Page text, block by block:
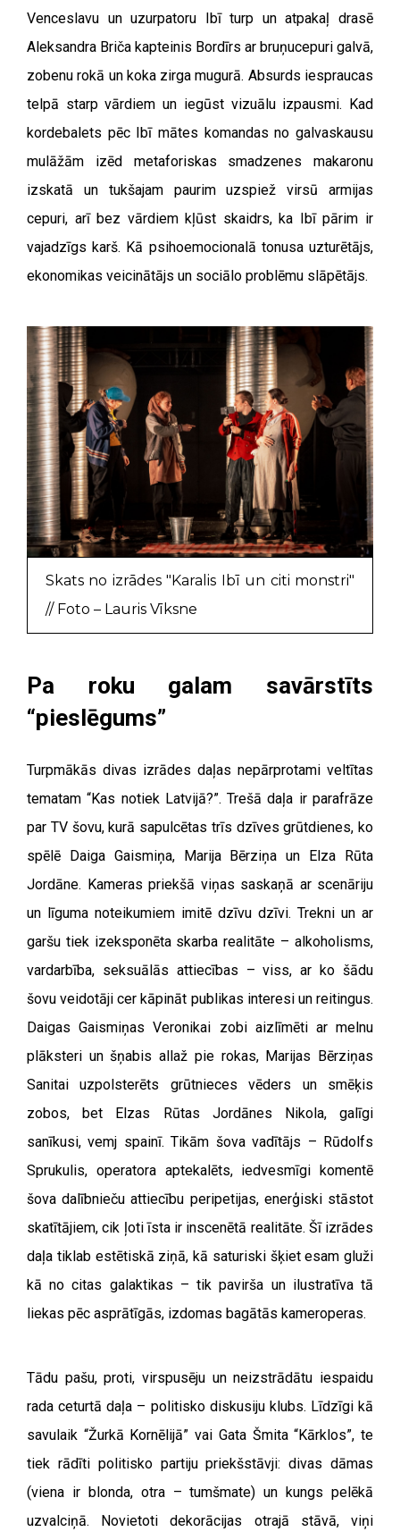
Venceslavu un uzurpatoru Ibī turp un atpakaļ drasē
Aleksandra Briča kapteinis Bordīrs ar bruņucepuri galvā,
zobenu rokā un koka zirga mugurā. Absurds iespraucas
telpā starp vārdiem un iegūst vizuālu izpausmi. Kad
kordebalets pēc Ibī mātes komandas no galvaskausu
mulāžām izēd metaforiskas smadzenes makaronu
izskatā un tukšajam paurim uzspiež virsū armijas
cepuri, arī bez vārdiem kļūst skaidrs, ka Ibī pārim ir
vajadzīgs karš. Kā psihoemocionalā tonusa uzturētājs,
ekonomikas veicinātājs un sociālo problēmu slāpētājs.
Skats no izrādes "Karalis Ibī un citi monstri"
// Foto – Lauris Vīksne
Pa roku galam savārstīts
“pieslēgums”
Turpmākās divas izrādes daļas nepārprotami veltītas
tematam “Kas notiek Latvijā?”. Trešā daļa ir parafrāze
par TV šovu, kurā sapulcētas trīs dzīves grūtdienes, ko
spēlē Daiga Gaismiņa, Marija Bērziņa un Elza Rūta
Jordāne. Kameras priekšā viņas saskaņā ar scenāriju
un līguma noteikumiem imitē dzīvu dzīvi. Trekni un ar
garšu tiek izeksponēta skarba realitāte – alkoholisms,
vardarbība, seksuālās attiecības – viss, ar ko šādu
šovu veidotāji cer kāpināt publikas interesi un reitingus.
Daigas Gaismiņas Veronikai zobi aizlīmēti ar melnu
plāksteri un šņabis allaž pie rokas, Marijas Bērziņas
Sanitai uzpolsterēts grūtnieces vēders un smēķis
zobos, bet Elzas Rūtas Jordānes Nikola, galīgi
sanīkusi, vemj spainī. Tikām šova vadītājs – Rūdolfs
Sprukulis, operatora aptekalēts, iedvesmīgi komentē
šova dalībnieču attiecību peripetijas, enerģiski stāstot
skatītājiem, cik ļoti īsta ir inscenētā realitāte. Šī izrādes
daļa tiklab estētiskā ziņā, kā saturiski šķiet esam gluži
kā no citas galaktikas – tik pavirša un ilustratīva tā
liekas pēc asprātīgās, izdomas bagātās kameroperas.
Tādu pašu, proti, virspusēju un neizstrādātu iespaidu
rada ceturtā daļa – politisko diskusiju klubs. Līdzīgi kā
savulaik “Žurkā Kornēlijā” vai Gata Šmita “Kārklos”, te
tiek rādīti politisko partiju priekšstāvji: divas dāmas
(viena ir blonda, otra – tumšmate) un kungs pelēkā
uzvalciņā. Novietoti dekorācijas otrajā stāvā, viņi